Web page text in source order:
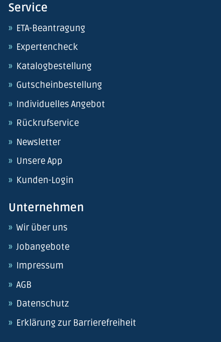
Service
ETA-Beantragung
Expertencheck
Katalogbestellung
Gutscheinbestellung
Individuelles Angebot
Rückrufservice
Newsletter
Unsere App
Kunden-Login
Unternehmen
Wir über uns
Jobangebote
Impressum
AGB
Datenschutz
Erklärung zur Barrierefreiheit